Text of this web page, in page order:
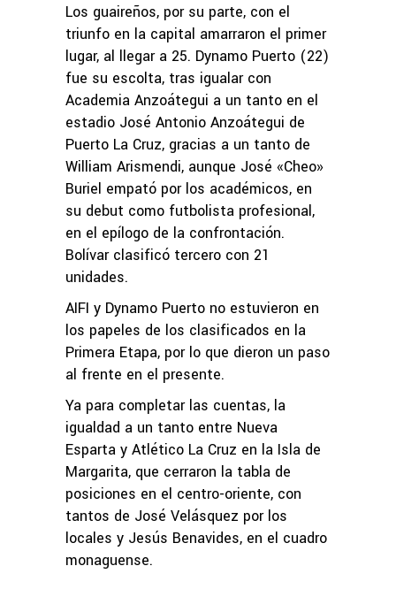
Los guaireños, por su parte, con el
triunfo en la capital amarraron el primer
lugar, al llegar a 25. Dynamo Puerto (22)
fue su escolta, tras igualar con
Academia Anzoátegui a un tanto en el
estadio José Antonio Anzoátegui de
Puerto La Cruz, gracias a un tanto de
William Arismendi, aunque José «Cheo»
Buriel empató por los académicos, en
su debut como futbolista profesional,
en el epílogo de la confrontación.
Bolívar clasificó tercero con 21
unidades.
AIFI y Dynamo Puerto no estuvieron en
los papeles de los clasificados en la
Primera Etapa, por lo que dieron un paso
al frente en el presente.
Ya para completar las cuentas, la
igualdad a un tanto entre Nueva
Esparta y Atlético La Cruz en la Isla de
Margarita, que cerraron la tabla de
posiciones en el centro-oriente, con
tantos de José Velásquez por los
locales y Jesús Benavides, en el cuadro
monaguense.